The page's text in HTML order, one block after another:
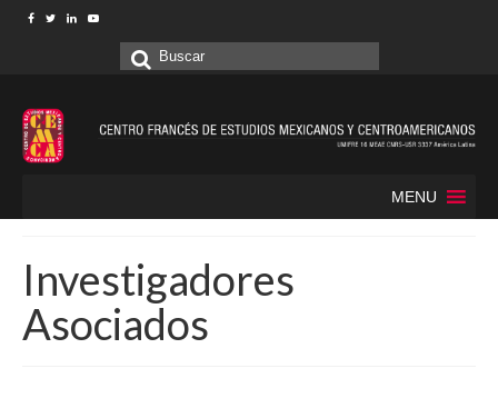
Buscar
MENU
Investigadores
Asociados